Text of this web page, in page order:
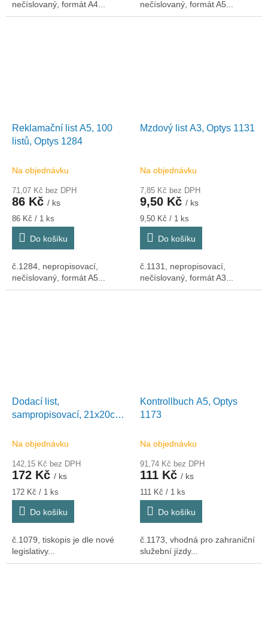
nečíslovaný, formát A4... nečíslovaný, formát A5...
Reklamační list A5, 100
listů, Optys 1284
Na objednávku
71,07 Kč bez DPH
86 Kč / ks
Měrná
cena:
86 Kč / 1 ks
Do košíku
č.1284, nepropisovací,
nečíslovaný, formát A5...
Mzdový list A3, Optys 1131
Na objednávku
7,85 Kč bez DPH
9,50 Kč / ks
Měrná
cena:
9,50 Kč / 1 ks
Do košíku
č.1131, nepropisovací,
nečíslovaný, formát A3...
Dodací list,
sampropisovací, 21x20cm,
Na objednávku
142,15 Kč bez DPH
172 Kč / ks
Měrná
cena:
172 Kč / 1 ks
Do košíku
č.1079, tiskopis je dle nové
legislativy...
Kontrollbuch A5, Optys
1173
Na objednávku
91,74 Kč bez DPH
111 Kč / ks
Měrná
cena:
111 Kč / 1 ks
Do košíku
č.1173, vhodná pro zahraniční
služební jízdy...